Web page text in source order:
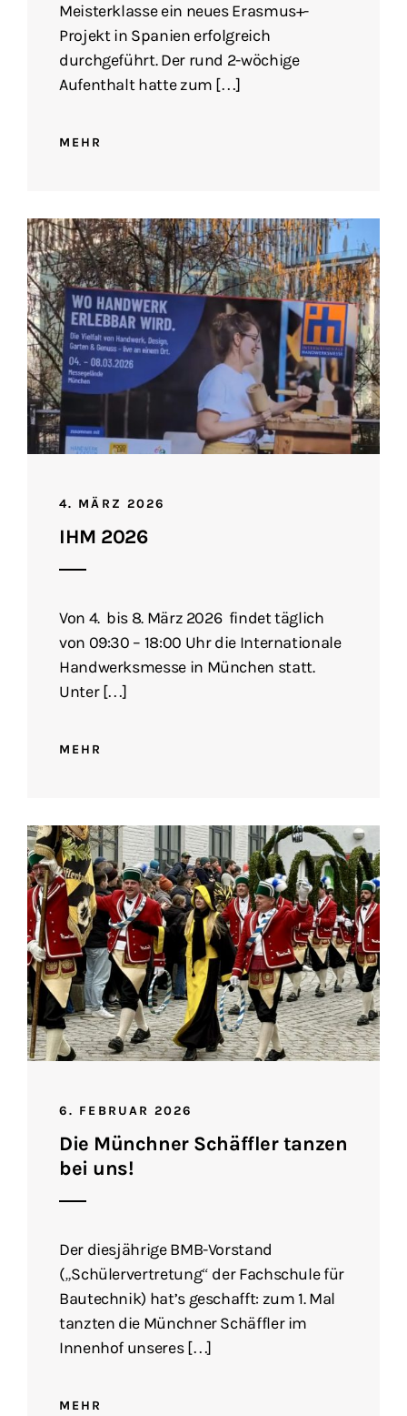
Meisterklasse ein neues Erasmus+-
Projekt in Spanien erfolgreich
durchgeführt. Der rund 2-wöchige
Aufenthalt hatte zum […]
MEHR
4. MÄRZ 2026
IHM 2026
Von 4. bis 8. März 2026 findet täglich
von 09:30 – 18:00 Uhr die Internationale
Handwerksmesse in München statt.
Unter […]
MEHR
6. FEBRUAR 2026
Die Münchner Schäffler tanzen
bei uns!
Der diesjährige BMB-Vorstand
(„Schülervertretung“ der Fachschule für
Bautechnik) hat’s geschafft: zum 1. Mal
tanzten die Münchner Schäffler im
Innenhof unseres […]
MEHR